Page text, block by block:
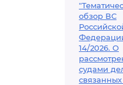
обзор ВС
14/2026. О
судами
связанных